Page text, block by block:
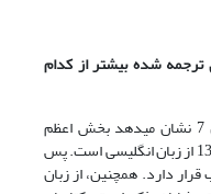
ترجمه شده بیشتر از کدام
در پاسخ به این سؤال، مندرجات جدول 7 نشان می­دهد بخش اعظم
کتابهای ترجمه شده طی سالهای1370 تا 1378 از زبان انگلیسی است. پس
با 7 عنوان کتاب قرار دارد. همچنین، از زبان